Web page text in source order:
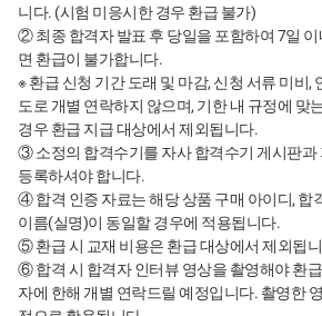
니다. (시험 미응시한 경우 환급 불가)
② 최종 합격자 발표 후 당일을 포함하여 7일
면 환급이 불가합니다.
※ 환급 신청 기간 도래 및 마감, 신청 서류 미비,
도로 개별 연락하지 않으며, 기한 내 규정에 맞
경우 환급 지급 대상에서 제외됩니다.
③ 소정의 합격수기를 자사 합격수기 게시판과
등록하셔야 합니다.
④ 합격 인증 자료는 해당 상품 구매 아이디, 합
이름(실명)이 동일할 경우에 적용됩니다.
⑤ 환급 시 교재 비용은 환급 대상에서 제외됩
⑥ 합격 시 합격자 인터뷰 영상을 촬영해야 환
자에 한해 개별 연락드릴 예정입니다. 촬영한